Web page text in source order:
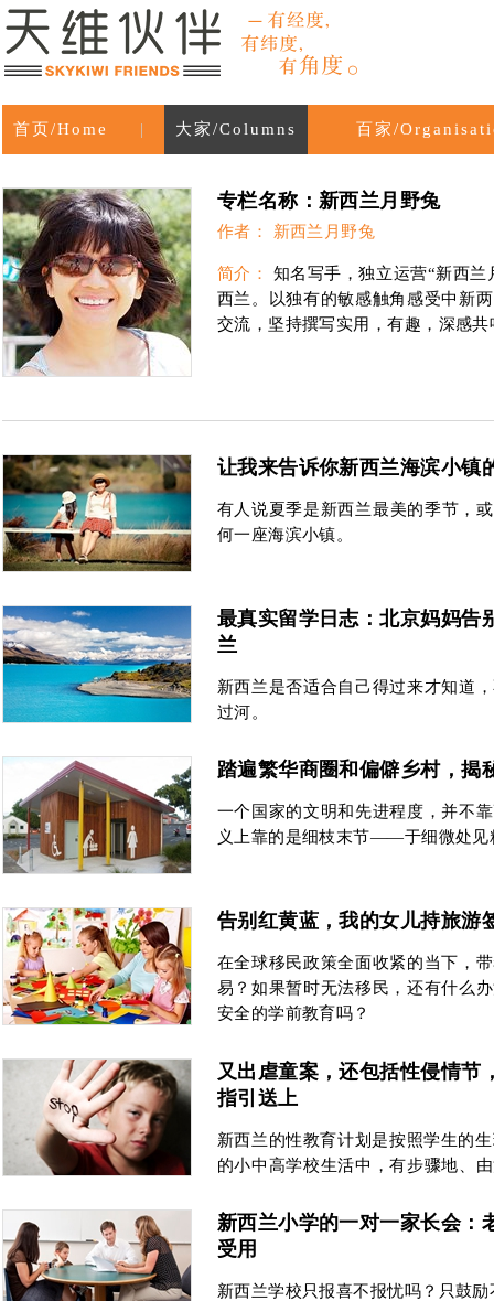
首页/Home | 大家/Columns 百家/
专栏名称：新西兰月野兔
作者： 新西兰月野兔
简介：
知名写手，独立运营“新西
西兰。以独有的敏感触角感受中新
交流，坚持撰写实用，有趣，深感
让我来告诉你新西兰海滨小镇
有人说夏季是新西兰最美的季节，
何一座海滨小镇。
最真实留学日志：北京妈妈告
兰
新西兰是否适合自己得过来才知道
过河。
踏遍繁华商圈和偏僻乡村，揭
一个国家的文明和先进程度，并不
义上靠的是细枝末节——于细微处见
告别红黄蓝，我的女儿持旅游
在全球移民政策全面收紧的当下，
易？如果暂时无法移民，还有什么
安全的学前教育吗？
又出虐童案，还包括性侵情节
指引送上
新西兰的性教育计划是按照学生的
的小中高学校生活中，有步骤地、
后的常规妇科及性病筛查。
新西兰小学的一对一家长会：
受用
新西兰学校只报喜不报忧吗？只鼓